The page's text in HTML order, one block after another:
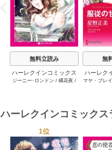
P
r
e
i
u
無料立読み
ハーレクインコミックス
セット 2026年 vol.1064
ジーニー･ロンドン / 橘花夜 /
無
ハーレク
セット
マヤ・ブレ
ハーレクインコミックス
1位